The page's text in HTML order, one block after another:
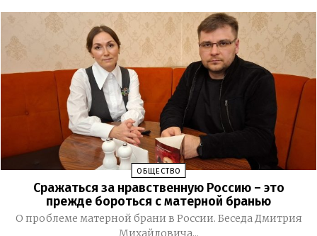
ОБЩЕСТВО
Сражаться за нравственную Россию – это
прежде бороться с матерной бранью
О проблеме матерной брани в России. Беседа Дмитрия
Михайловича...